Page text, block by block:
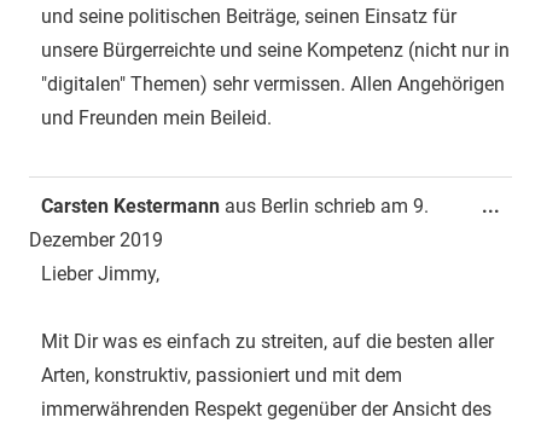
und seine politischen Beiträge, seinen Einsatz für
unsere Bürgerreichte und seine Kompetenz (nicht nur in
"digitalen" Themen) sehr vermissen. Allen Angehörigen
und Freunden mein Beileid.
Carsten Kestermann aus Berlin schrieb am 9.
Dezember 2019
Lieber Jimmy,
Mit Dir was es einfach zu streiten, auf die besten aller
Arten, konstruktiv, passioniert und mit dem
immerwährenden Respekt gegenüber der Ansicht des
...